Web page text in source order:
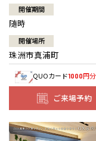
開催期間
随時
開催場所
珠洲市真浦町
QUOカード1000円分
ご来場予約